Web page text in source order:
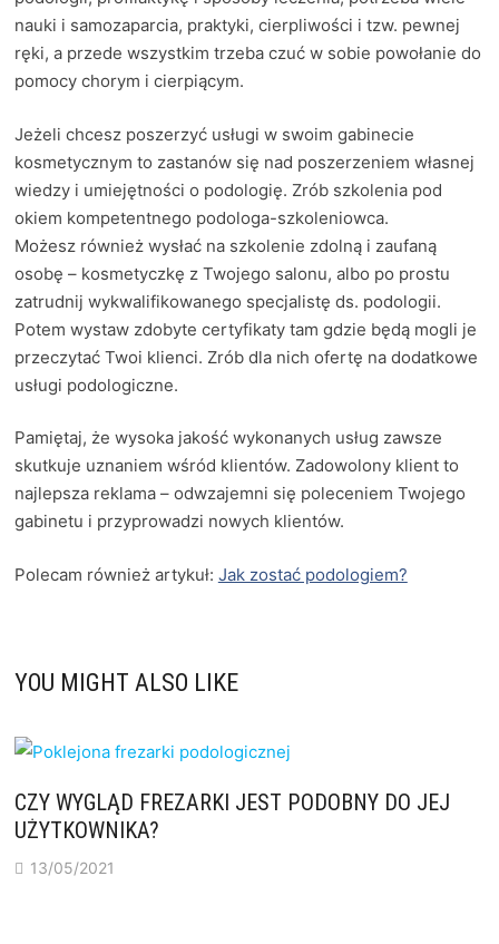
nauki i samozaparcia, praktyki, cierpliwości i tzw. pewnej
ręki, a przede wszystkim trzeba czuć w sobie powołanie do
pomocy chorym i cierpiącym.
Jeżeli chcesz poszerzyć usługi w swoim gabinecie
kosmetycznym to zastanów się nad poszerzeniem własnej
wiedzy i umiejętności o podologię. Zrób szkolenia pod
okiem kompetentnego podologa-szkoleniowca.
Możesz również wysłać na szkolenie zdolną i zaufaną
osobę – kosmetyczkę z Twojego salonu, albo po prostu
zatrudnij wykwalifikowanego specjalistę ds. podologii.
Potem wystaw zdobyte certyfikaty tam gdzie będą mogli je
przeczytać Twoi klienci. Zrób dla nich ofertę na dodatkowe
usługi podologiczne.
Pamiętaj, że wysoka jakość wykonanych usług zawsze
skutkuje uznaniem wśród klientów. Zadowolony klient to
najlepsza reklama – odwzajemni się poleceniem Twojego
gabinetu i przyprowadzi nowych klientów.
Polecam również artykuł: Jak zostać podologiem?
YOU MIGHT ALSO LIKE
CZY WYGLĄD FREZARKI JEST PODOBNY DO JEJ
UŻYTKOWNIKA?
13/05/2021